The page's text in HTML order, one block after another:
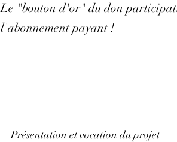
Le "bouton d'or" du don
l'abonnement payant !
Présentation et vocation du projet